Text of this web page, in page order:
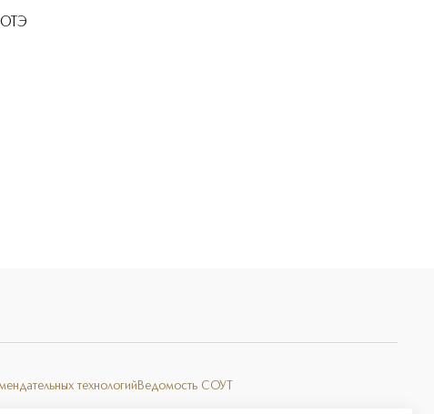
технологий Ведомость СОУТ